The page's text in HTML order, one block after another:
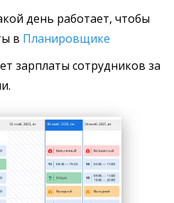
день работает, чтобы
в Планировщике
зарплаты сотрудников за